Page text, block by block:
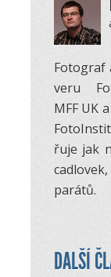
Fo­to­graf
veru
MFF UK
řuje jak
pa­rátů.
DALŠÍ